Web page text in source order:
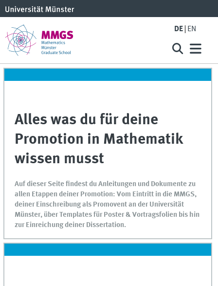
DE EN
Alles was du für deine
Promotion in Mathematik
wissen musst
Auf dieser Seite findest du Anleitungen und Dokumente zu
allen Etappen deiner Promotion: Vom Eintritt in die MMGS,
deiner Einschreibung als Promovent an der Universität
Münster, über Templates für Poster & Vortragsfolien bis hin
zur Einreichung deiner Dissertation.